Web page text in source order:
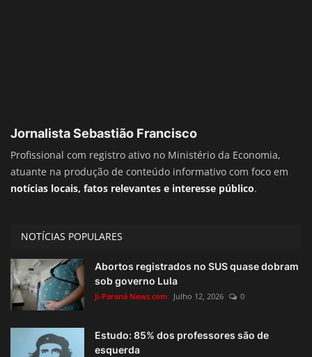
Jornalista Sebastião Francisco
Profissional com registro ativo no Ministério da Economia,
atuante na produção de conteúdo informativo com foco em
notícias locais, fatos relevantes e interesse público.
NOTÍCIAS POPULARES
Abortos registrados no SUS quase dobram
sob governo Lula
Ji-Paraná News.com Julho 12, 2026 0
Estudo: 85% dos professores são de
esquerda